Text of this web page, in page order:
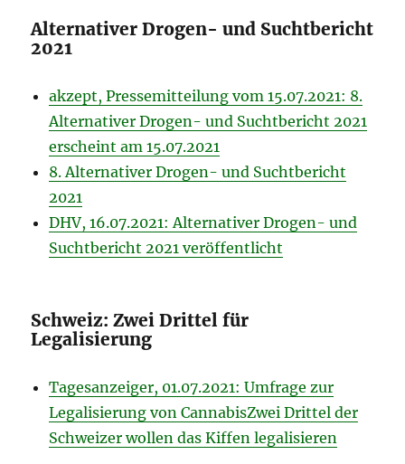
Alternativer Drogen- und Suchtbericht
2021
akzept, Pressemitteilung vom 15.07.2021: 8.
Alternativer Drogen- und Suchtbericht 2021
erscheint am 15.07.2021
8. Alternativer Drogen- und Suchtbericht
2021
DHV, 16.07.2021: Alternativer Drogen- und
Suchtbericht 2021 veröffentlicht
Schweiz: Zwei Drittel für
Legalisierung
Tagesanzeiger, 01.07.2021: Umfrage zur
Legalisierung von CannabisZwei Drittel der
Schweizer wollen das Kiffen legalisieren